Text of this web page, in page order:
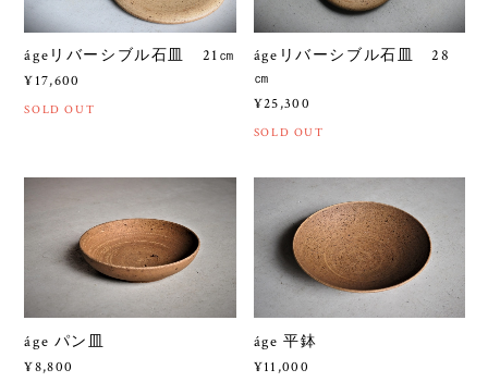
ágeリバーシブル石皿 21㎝
¥17,600
SOLD OUT
ágeリバーシブル石皿 28
㎝
¥25,300
SOLD OUT
áge パン皿
¥8,800
áge 平鉢
¥11,000